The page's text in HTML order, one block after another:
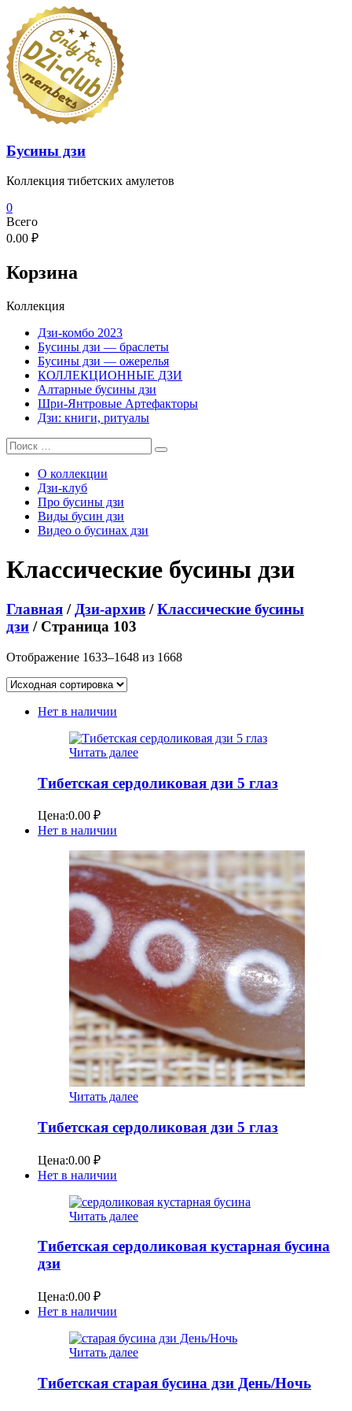
Перейти
содержимому
Бусины дзи
Коллекция тибетских амулетов
0
Всего
0.00 ₽
Корзина
Коллекция
Дзи-комбо 2023
Бусины дзи — браслеты
Бусины дзи — ожерелья
КОЛЛЕКЦИОННЫЕ ДЗИ
Алтарные бусины дзи
Шри-Янтровые Артефакторы
Дзи: книги, ритуалы
О коллекции
Дзи-клуб
Про бусины дзи
Виды бусин дзи
Видео о бусинах дзи
Классические бусины дзи
Главная / Дзи-архив /Классические бусины
дзи / Страница 103
Отображение 1633–1648 из 1668
Нет в наличии
Читать далее
Тибетская сердоликовая дзи 5 глаз
Цена:0.00 ₽
Нет в наличии
Читать далее
Тибетская сердоликовая дзи 5 глаз
Цена:0.00 ₽
Нет в наличии
Читать далее
Тибетская сердоликовая кустарная бусина
дзи
Цена:0.00 ₽
Нет в наличии
Читать далее
Тибетская старая бусина дзи День/Ночь